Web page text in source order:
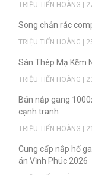
TRIỆU TIẾN HOÀNG |
Song chắn rác
TRIỆU TIẾN HOÀNG |
Sàn Thép Mạ Kẽm
TRIỆU TIẾN HOÀNG |
Bán nắp gang
cạnh tranh
TRIỆU TIẾN HOÀNG |
Cung cấp nắp hố
án Vĩnh Phúc 2026